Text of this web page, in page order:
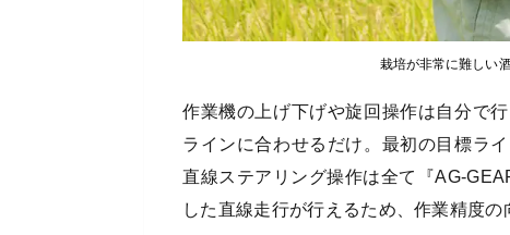
栽培が非常に難しい
作業機の上げ下げや旋回操作は自分で
ラインに合わせるだけ。最初の目標ラ
直線ステアリング操作は全て『AG-
した直線走行が行えるため、作業精度の